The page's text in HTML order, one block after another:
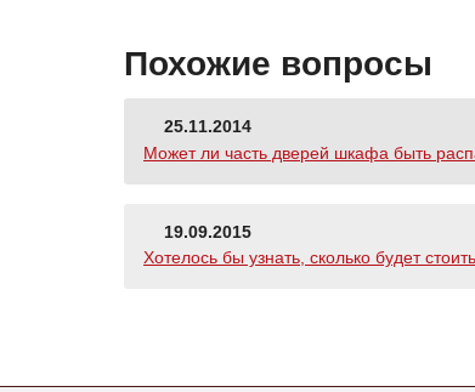
Похожие вопросы
25.11.2014
Может ли часть дверей шкафа быть
19.09.2015
Хотелось бы узнать, сколько будет